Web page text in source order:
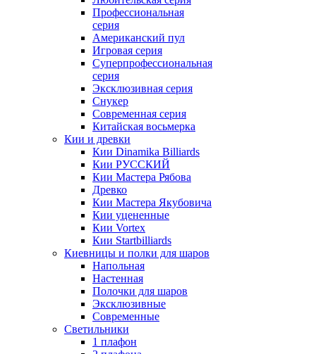
Профессиональная
серия
Американский пул
Игровая серия
Суперпрофессиональная
серия
Эксклюзивная серия
Снукер
Современная серия
Китайская восьмерка
Кии и древки
Кии Dinamika Billiards
Кии РУССКИЙ
Кии Мастера Рябова
Древко
Кии Мастера Якубовича
Кии уцененные
Кии Vortex
Кии Startbilliards
Киевницы и полки для шаров
Напольная
Настенная
Полочки для шаров
Эксклюзивные
Современные
Светильники
1 плафон